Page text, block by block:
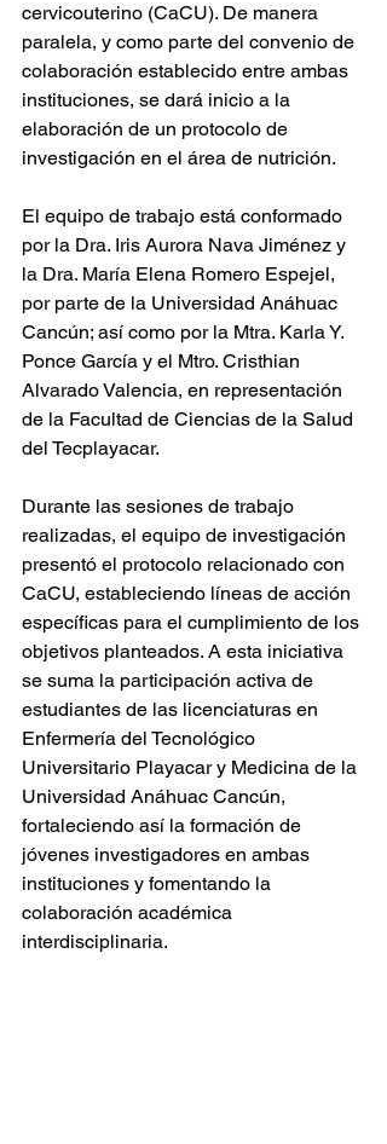
cervicouterino (CaCU). De manera
paralela, y como parte del convenio de
colaboración establecido entre ambas
instituciones, se dará inicio a la
elaboración de un protocolo de
investigación en el área de nutrición.
El equipo de trabajo está conformado
por la Dra. Iris Aurora Nava Jiménez y
la Dra. María Elena Romero Espejel,
por parte de la Universidad Anáhuac
Cancún; así como por la Mtra. Karla Y.
Ponce García y el Mtro. Cristhian
Alvarado Valencia, en representación
de la Facultad de Ciencias de la Salud
del Tecplayacar.
Durante las sesiones de trabajo
realizadas, el equipo de investigación
presentó el protocolo relacionado con
CaCU, estableciendo líneas de acción
específicas para el cumplimiento de los
objetivos planteados. A esta iniciativa
se suma la participación activa de
estudiantes de las licenciaturas en
Enfermería del Tecnológico
Universitario Playacar y Medicina de la
Universidad Anáhuac Cancún,
fortaleciendo así la formación de
jóvenes investigadores en ambas
instituciones y fomentando la
colaboración académica
interdisciplinaria.